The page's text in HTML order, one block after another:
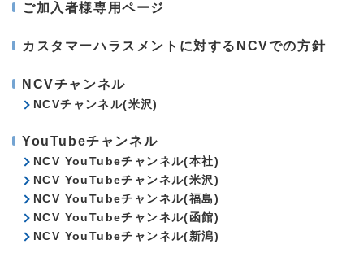
ご加入者様専用ページ
カスタマーハラスメントに対するNCVでの方針
NCVチャンネル
NCVチャンネル(米沢)
YouTubeチャンネル
NCV YouTubeチャンネル(本社)
NCV YouTubeチャンネル(米沢)
NCV YouTubeチャンネル(福島)
NCV YouTubeチャンネル(函館)
NCV YouTubeチャンネル(新潟)